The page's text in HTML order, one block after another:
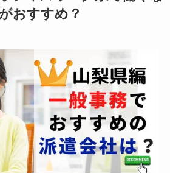
おすすめ？